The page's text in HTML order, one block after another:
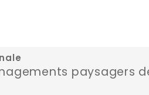
paysagers